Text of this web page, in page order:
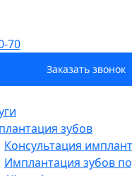
70
Заказать звонок
зубов
Консультация
Имплантация зубов